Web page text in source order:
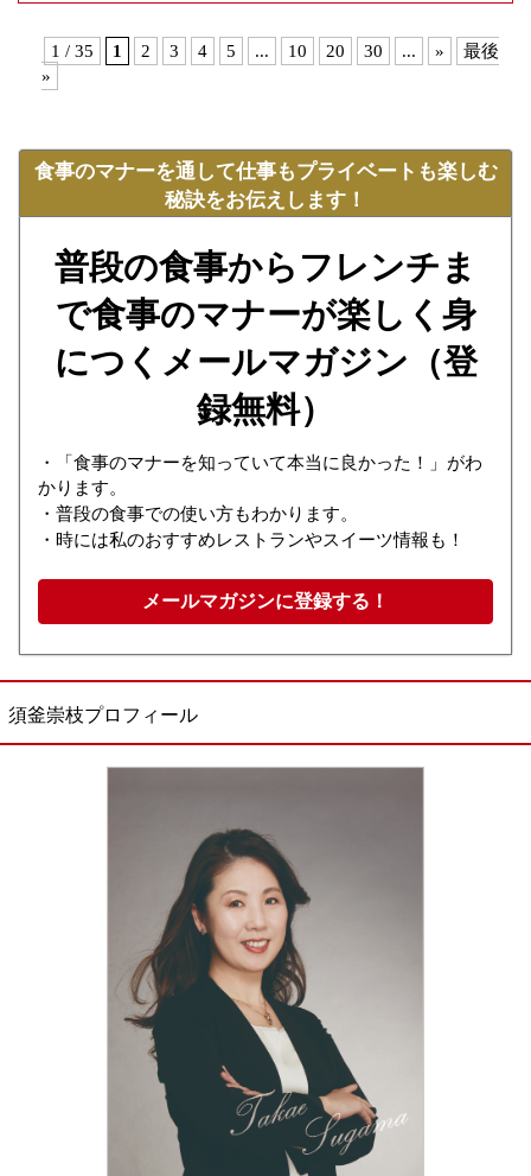
1 / 35 1 2 3 4 5 ... 10 20 30 ... »
最後
»
食事のマナーを通して仕事もプライベートも楽しむ
秘訣をお伝えします！
普段の食事からフレンチま
で食事のマナーが楽しく身
につくメールマガジン（登
録無料）
・「食事のマナーを知っていて本当に良かった！」がわ
かります。
・普段の食事での使い方もわかります。
・時には私のおすすめレストランやスイーツ情報も！
メールマガジンに登録する！
須釜崇枝プロフィール